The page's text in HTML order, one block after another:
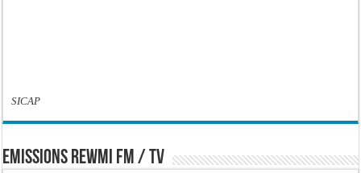
SICAP
EMISSIONS REWMI FM / TV